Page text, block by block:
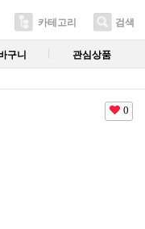
카테고리 검색
구니 관심상품
0